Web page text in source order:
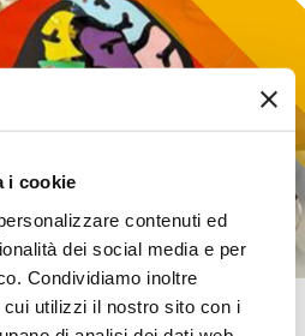
i cookie
contenuti ed
dei social media e per
Condividiamo inoltre
utilizzi il nostro sito con i